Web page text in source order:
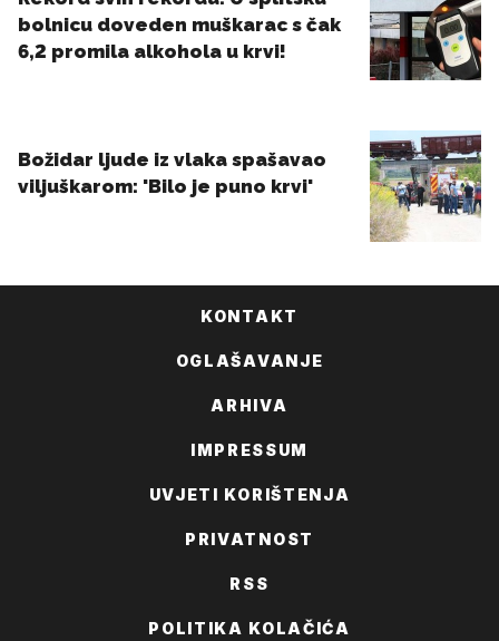
KONTAKT
OGLAŠAVANJE
ARHIVA
IMPRESSUM
UVJETI KORIŠTENJA
PRIVATNOST
RSS
POLITIKA KOLAČIĆA